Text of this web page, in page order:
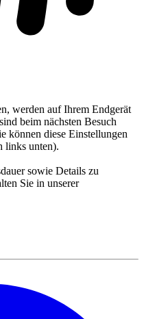
werden auf Ihrem Endgerät
beim nächsten Besuch
können diese Einstellungen
links unten).
sowie Details zu
Sie in unserer